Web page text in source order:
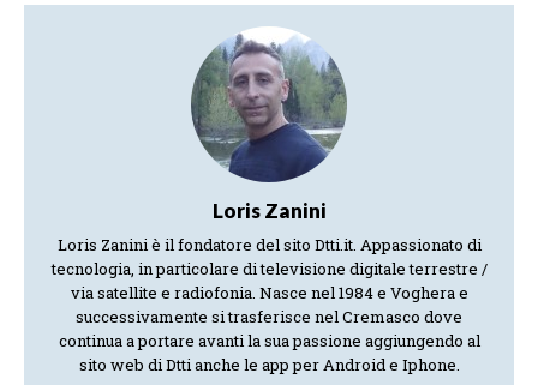
Loris Zanini
Loris Zanini è il fondatore del sito Dtti.it. Appassionato di
tecnologia, in particolare di televisione digitale terrestre /
via satellite e radiofonia. Nasce nel 1984 e Voghera e
successivamente si trasferisce nel Cremasco dove
continua a portare avanti la sua passione aggiungendo al
sito web di Dtti anche le app per Android e Iphone.